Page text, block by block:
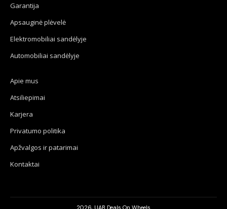
Garantija
Apsauginė plėvelė
Elektromobiliai sandėlyje
Automobiliai sandėlyje
Apie mus
Atsiliepimai
Karjera
Privatumo politika
Apžvalgos ir patarimai
Kontaktai